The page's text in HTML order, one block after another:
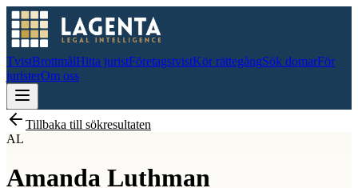
TvistBrottmålHitta juristFöretagstvistKör rättegångSök domarFör
juristerOm oss
Tillbaka till sökresultaten
AL
Amanda Luthman